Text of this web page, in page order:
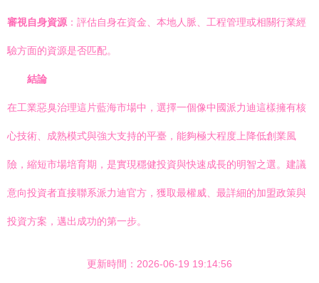
審視自身資源 ：評估自身在資金、本地人脈、工程管理或相關行業經
驗方面的資源是否匹配。
結論
在工業惡臭治理這片藍海市場中，選擇一個像中國派力迪這樣擁有核
心技術、成熟模式與強大支持的平臺，能夠極大程度上降低創業風
險，縮短市場培育期，是實現穩健投資與快速成長的明智之選。建議
意向投資者直接聯系派力迪官方，獲取最權威、最詳細的加盟政策與
投資方案，邁出成功的第一步。
更新時間：2026-06-19 19:14:56